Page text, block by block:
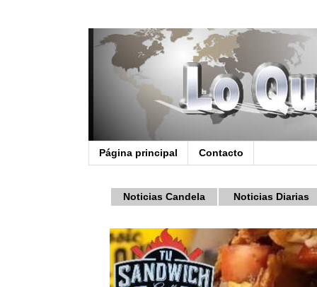
Página principal Contacto
Noticias Candela Noticias Diarias